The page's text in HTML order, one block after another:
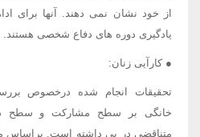
از خود نشان نمی دهند. آنها برای
یادگیری دوره های دفاع شخصی هستند.
● کارآیی زنان:
تحقیقات انجام شده درخصوص
خانگی بر سطح مشارکت و سطح
متناقضی در پی داشته است. براساس